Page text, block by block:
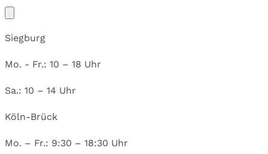
Siegburg
Mo. - Fr.: 10 – 18 Uhr
Sa.: 10 – 14 Uhr
Köln-Brück
Mo. – Fr.: 9:30 – 18:30 Uhr